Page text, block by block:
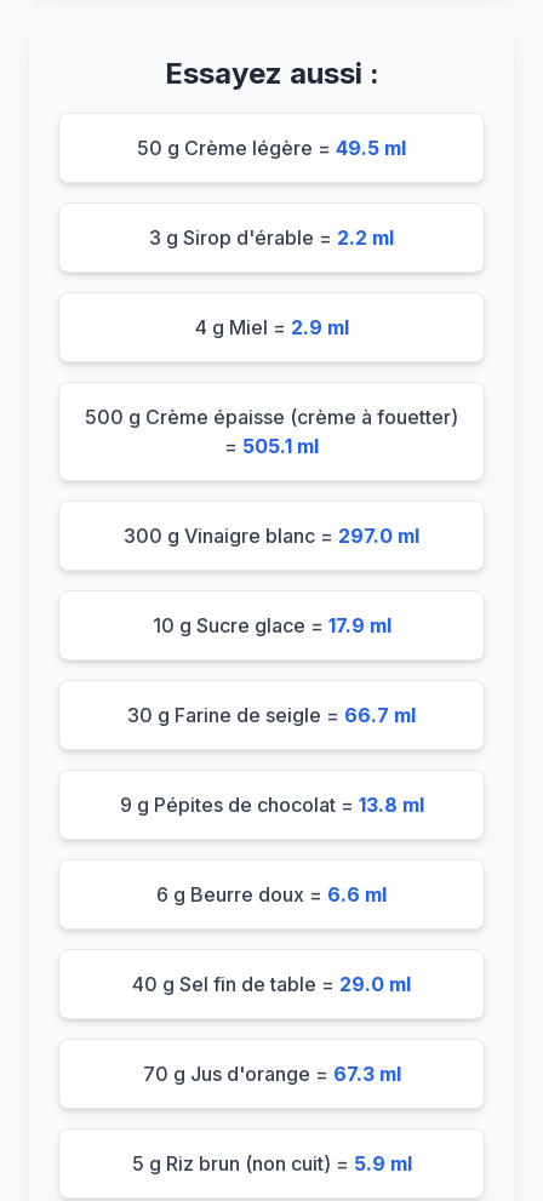
Essayez aussi :
50 g Crème légère = 49.5 ml
3 g Sirop d'érable = 2.2 ml
4 g Miel = 2.9 ml
500 g Crème épaisse (crème à fouetter)
= 505.1 ml
300 g Vinaigre blanc = 297.0 ml
10 g Sucre glace = 17.9 ml
30 g Farine de seigle = 66.7 ml
9 g Pépites de chocolat = 13.8 ml
6 g Beurre doux = 6.6 ml
40 g Sel fin de table = 29.0 ml
70 g Jus d'orange = 67.3 ml
5 g Riz brun (non cuit) = 5.9 ml